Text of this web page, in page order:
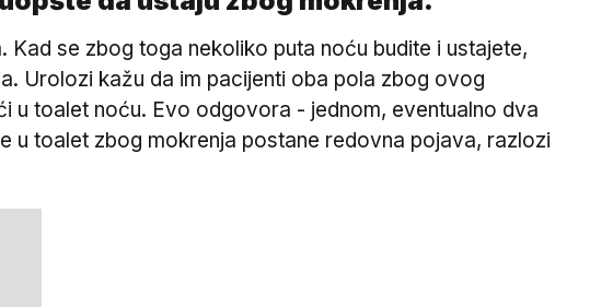
se zbog toga nekoliko puta noću budite i ustajete,
Urolozi kažu da im pacijenti oba pola zbog ovog
toalet noću. Evo odgovora - jednom, eventualno dva
u toalet zbog mokrenja postane redovna pojava, razlozi